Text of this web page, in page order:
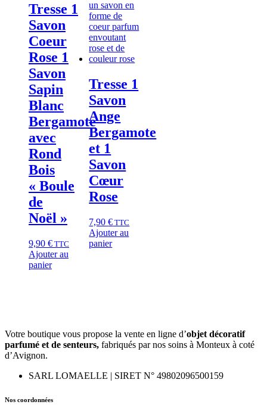
Tresse 1
Savon
Coeur
Rose 1
Savon
Sapin
Blanc
Bergamote
avec
Rond
Bois
« Boule
de
Noël »
9,90 € TTC
Ajouter au
panier
Tresse 1
Savon
Ange
Bergamote
et 1
Savon
Cœur
Rose
7,90€ TTC
Ajouter au
panier
Votre boutique vous propose la vente en ligne d’objet décoratif
parfumé et de senteurs, fabriqués par nos soins à Monteux à coté
d’Avignon.
SARL LOMAELLE | SIRET N° 49802096500159
Nos coordonnées